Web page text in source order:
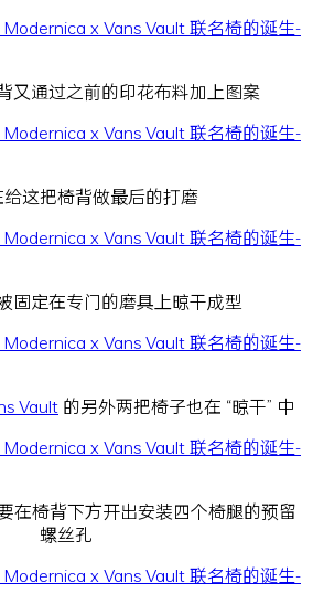
又通过之前的印花布料加上图案
这把椅背做最后的打磨
固定在专门的磨具上晾干成型
Vault 的另外两把椅子也在 “晾干” 中
在椅背下方开出安装四个椅腿的预留
螺丝孔